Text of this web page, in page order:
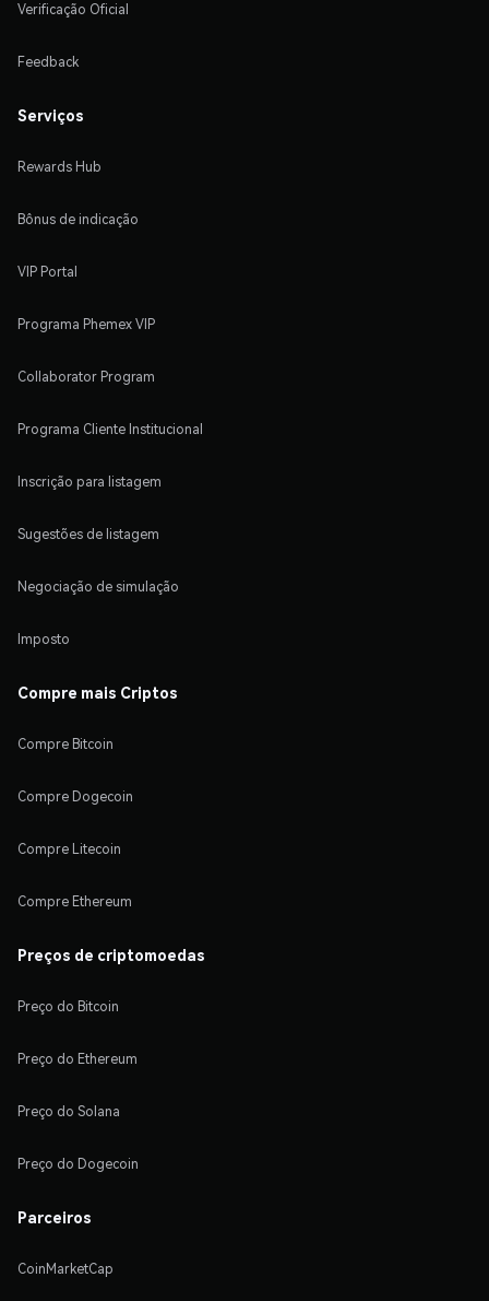
Verificação Oficial
Feedback
Serviços
Rewards Hub
Bônus de indicação
VIP Portal
Programa Phemex VIP
Collaborator Program
Programa Cliente Institucional
Inscrição para listagem
Sugestões de listagem
Negociação de simulação
Imposto
Compre mais Criptos
Compre Bitcoin
Compre Dogecoin
Compre Litecoin
Compre Ethereum
Preços de criptomoedas
Preço do Bitcoin
Preço do Ethereum
Preço do Solana
Preço do Dogecoin
Parceiros
CoinMarketCap